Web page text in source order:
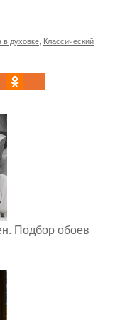
в духовке Классический
Подбор обоев